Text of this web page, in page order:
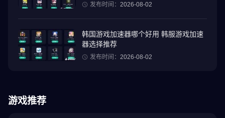
iOS 12.0 或更高版本，Android 5.1 或更高版本。
++++++++++++++++++++++++++++++++++
此应用程序使用 CRI Middleware, Inc. 的“CRIWARE(TM)”软件。
发布时间： 2026-08-02
韩国游戏加速器哪个好用 韩服游戏加速
器选择推荐
发布时间： 2026-08-02
游戏推荐